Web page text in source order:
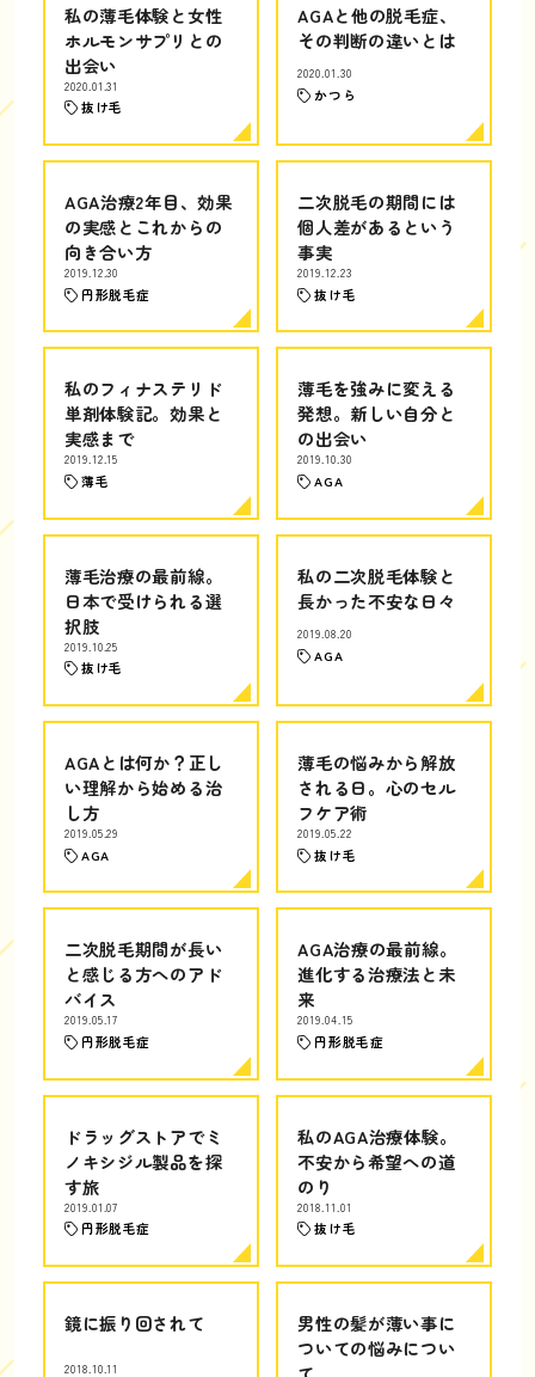
私の薄毛体験と女性
ホルモンサプリとの
出会い
2020.01.31
抜け毛
AGAと他の脱毛症、
その判断の違いとは
2020.01.30
かつら
AGA治療2年目、効果
の実感とこれからの
向き合い方
2019.12.30
円形脱毛症
二次脱毛の期間には
個人差があるという
事実
2019.12.23
抜け毛
私のフィナステリド
単剤体験記。効果と
実感まで
2019.12.15
薄毛
薄毛を強みに変える
発想。新しい自分と
の出会い
2019.10.30
AGA
薄毛治療の最前線。
日本で受けられる選
択肢
2019.10.25
抜け毛
私の二次脱毛体験と
長かった不安な日々
2019.08.20
AGA
AGAとは何か？正し
い理解から始める治
し方
2019.05.29
AGA
薄毛の悩みから解放
される日。心のセル
フケア術
2019.05.22
抜け毛
二次脱毛期間が長い
と感じる方へのアド
バイス
2019.05.17
円形脱毛症
AGA治療の最前線。
進化する治療法と未
来
2019.04.15
円形脱毛症
ドラッグストアでミ
ノキシジル製品を探
す旅
2019.01.07
円形脱毛症
私のAGA治療体験。
不安から希望への道
のり
2018.11.01
抜け毛
鏡に振り回されて
2018.10.11
男性の髪が薄い事に
ついての悩みについ